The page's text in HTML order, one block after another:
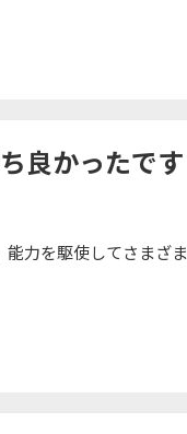
良かったです
力を駆使してさまざま